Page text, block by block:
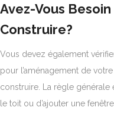
Avez-Vous Besoin
Construire?
Vous devez également
pour l’aménagement de
construire. La règle
le toit ou d’ajouter une